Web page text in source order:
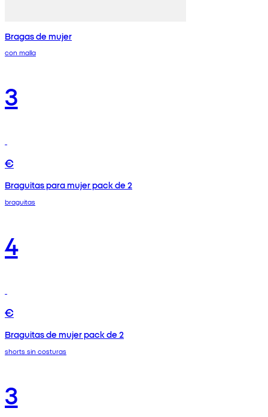
Bragas de mujer
con malla
3
€
Braguitas para mujer pack de 2
braguitas
4
€
Braguitas de mujer pack de 2
shorts sin costuras
3